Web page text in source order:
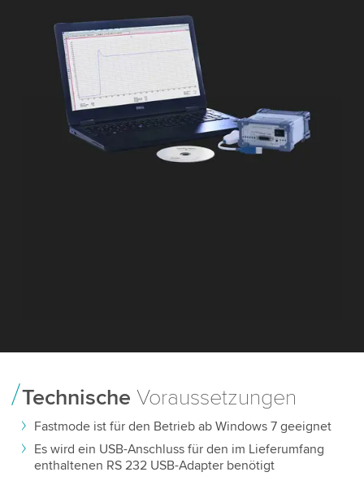
Technische Voraussetzungen
Fastmode ist für den Betrieb ab Windows 7 geeignet
Es wird ein USB-Anschluss für den im Lieferumfang
enthaltenen RS 232 USB-Adapter benötigt